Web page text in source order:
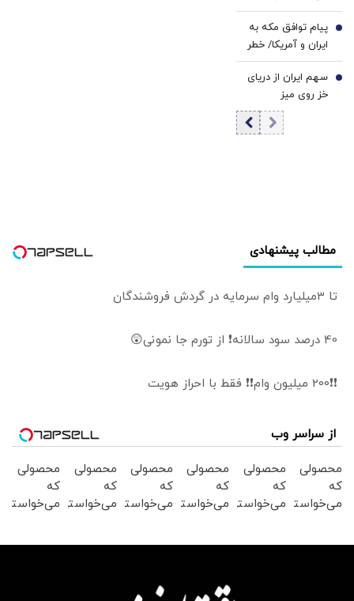
مخابره کرد؟
هرمز و باب المندب
را کنترل کند، این
یک اعلام جنگ
بزرگ و به صدا
درآوردن زنگ‌های
خطر است/ حتی
چین و روسیه هم
پیام توافق مکه به
ایران و آمریکا/ خطر
واقعی برای ایران
چیست؟
6
سهم ایران از دریای
خز روی میز
کنوانسیون رژیم
7
مطالب پیشنهادی
تا 3میلیارد وام سرمایه در گردش فروشندگان
40 درصد سود سالانه❗ از تورم جا نمونی😲
❗❗200 میلیون وام❗❗ فقط با احراز هویت
از سراسر وب
محصولی
که
می‌خواستی
محصولی
که
می‌خواستی
محصولی
که
می‌خواستی
بخر !
محصولی
که
می‌خواستی
بخر !
محصولی
که
می‌خواستی
محصولی
که
می‌خواستی